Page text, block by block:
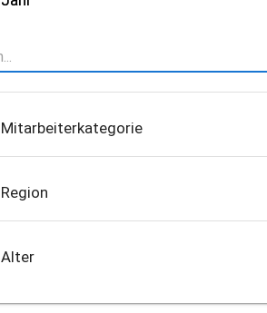
Mitarbeiterkategorie
Region
Alter